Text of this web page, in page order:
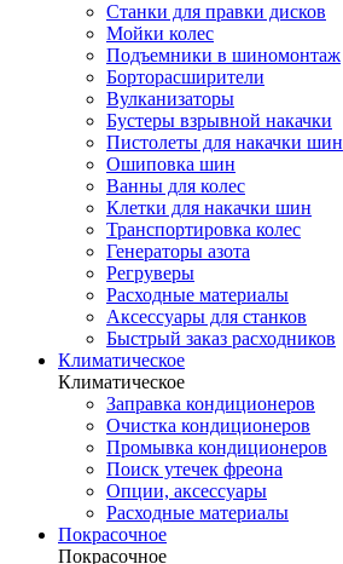
Станки для правки дисков
Мойки колес
Подъемники в шиномонтаж
Борторасширители
Вулканизаторы
Бустеры взрывной накачки
Пистолеты для накачки шин
Ошиповка шин
Ванны для колес
Клетки для накачки шин
Транспортировка колес
Генераторы азота
Регруверы
Расходные материалы
Аксессуары для станков
Быстрый заказ расходников
Климатическое
Климатическое
Заправка кондиционеров
Очистка кондиционеров
Промывка кондиционеров
Поиск утечек фреона
Опции, аксессуары
Расходные материалы
Покрасочное
Покрасочное